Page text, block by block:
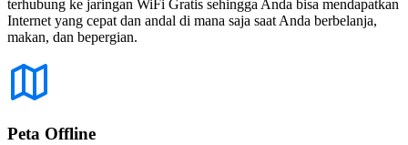
terhubung ke jaringan WiFi Gratis sehingga Anda bisa mendapatkan
Internet yang cepat dan andal di mana saja saat Anda berbelanja,
makan, dan bepergian.
Peta Offline